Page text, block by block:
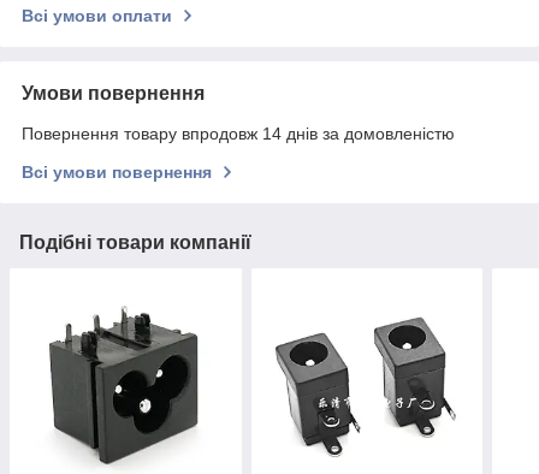
Всі умови оплати
Умови повернення
Повернення товару впродовж 14 днів за домовленістю
Всі умови повернення
Подібні товари компанії